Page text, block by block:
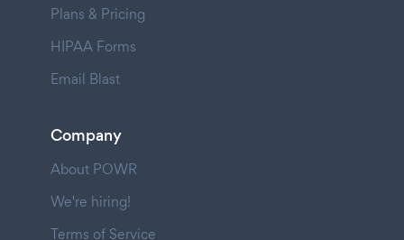
Plans & Pricing
HIPAA Forms
Email Blast
Company
About POWR
We're hiring!
Terms of Service